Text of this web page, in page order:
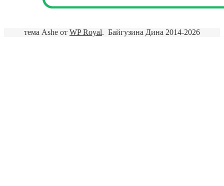
Байгузина Дина 2014-2026
тема Ashe от WP Royal.